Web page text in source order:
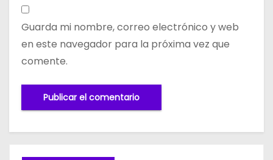
Guarda mi nombre, correo electrónico y web
en este navegador para la próxima vez que
comente.